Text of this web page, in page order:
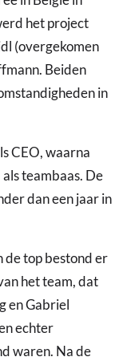
het project
(overgekomen
Beiden
in
CEO, waarna
teambaas. De
dan een jaar in
de top bestond er
het team, dat
en Gabriel
echter
waren. Na de